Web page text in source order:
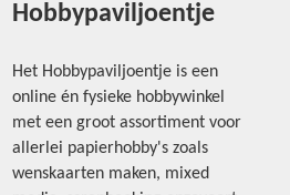
Hobbypaviljoentje
Het Hobbypaviljoentje is een
online én fysieke hobbywinkel
met een groot assortiment voor
allerlei papierhobby's zoals
wenskaarten maken, mixed